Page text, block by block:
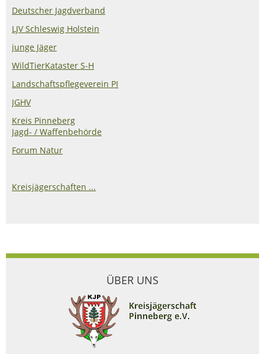
Deutscher Jagdverband
LJV Schleswig Holstein
junge Jäger
WildTierKataster S-H
Landschaftspflegeverein PI
JGHV
Kreis Pinneberg
Jagd- / Waffenbehörde
Forum Natur
Kreisjägerschaften ...
ÜBER UNS